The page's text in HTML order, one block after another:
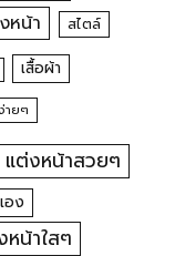
หน้า สไตล์
เสื้อผ้า
ายๆ
แต่งหน้าสวยๆ
อง
หน้าใสๆ